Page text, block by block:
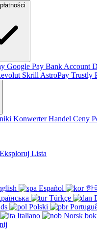
Google Pay Bank Account
Skrill AstroPay Trustly
KonwerterHandel Ceny
Eksploruj Lista
Español 한
Türkçe
Polski
Italiano
Norsk